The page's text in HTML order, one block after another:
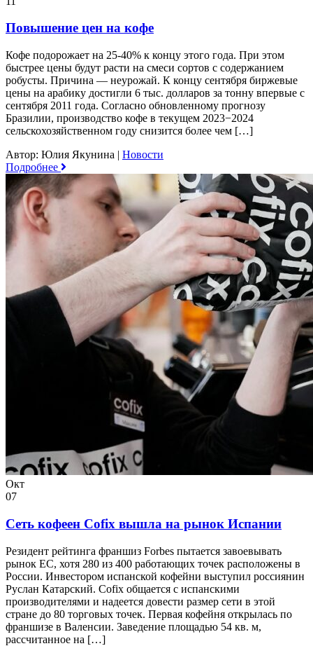
Повышение цен на кофе
Кофе подорожает на 25-40% к концу этого года. При этом
быстрее цены будут расти на смеси сортов с содержанием
робусты. Причина — неурожай. К концу сентября биржевые
цены на арабику достигли 6 тыс. долларов за тонну впервые с
сентября 2011 года. Согласно обновленному прогнозу
Бразилии, производство кофе в текущем 2023−2024
сельскохозяйственном году снизится более чем […]
Автор: Юлия Якунина | Новости
Подробнее
Окт
07
Сеть кофеен Cofix вышла на рынок Испании
Резидент рейтинга франшиз Forbes пытается завоевывать
рынок ЕС, хотя 280 из 400 работающих точек расположены в
России. Инвестором испанской кофейни выступил россиянин
Руслан Катарский. Cofix общается с испанскими
производителями и надеется довести размер сети в этой
стране до 80 торговых точек. Первая кофейня открылась по
франшизе в Валенсии. Заведение площадью 54 кв. м,
рассчитанное на […]